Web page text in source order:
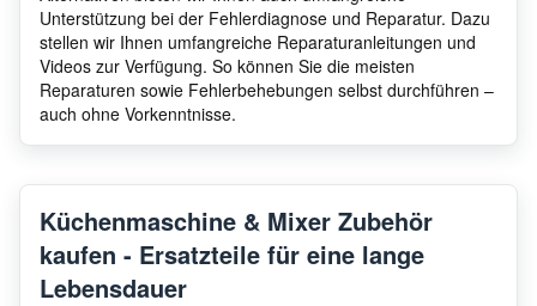
Unterstützung bei der Fehlerdiagnose und Reparatur. Dazu
stellen wir Ihnen umfangreiche Reparaturanleitungen und
Videos zur Verfügung. So können Sie die meisten
Reparaturen sowie Fehlerbehebungen selbst durchführen –
auch ohne Vorkenntnisse.
Küchenmaschine & Mixer Zubehör
kaufen - Ersatzteile für eine lange
Lebensdauer